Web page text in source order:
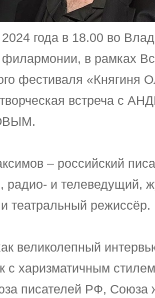
2024 года в 18.00 во
в рамках
фестиваля «Княгиня
творческая встреча с
– российский
радио- и телеведущий,
театральный режиссёр.
великолепный
с харизматичным
писателей РФ, Союза